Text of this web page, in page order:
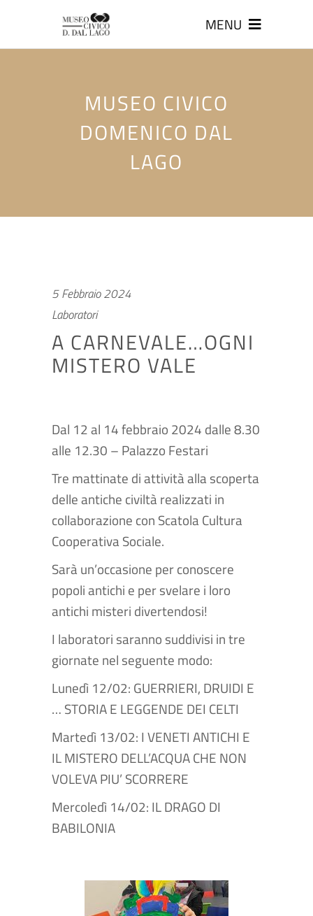
MENU
MUSEO CIVICO
DOMENICO DAL
LAGO
5 Febbraio 2024
Laboratori
A CARNEVALE…OGNI
MISTERO VALE
Dal 12 al 14 febbraio 2024 dalle 8.30
alle 12.30 – Palazzo Festari
Tre mattinate di attività alla scoperta
delle antiche civiltà realizzati in
collaborazione con Scatola Cultura
Cooperativa Sociale.
Sarà un’occasione per conoscere
popoli antichi e per svelare i loro
antichi misteri divertendosi!
I laboratori saranno suddivisi in tre
giornate nel seguente modo:
Lunedì 12/02: GUERRIERI, DRUIDI E
… STORIA E LEGGENDE DEI CELTI
Martedì 13/02: I VENETI ANTICHI E
IL MISTERO DELL’ACQUA CHE NON
VOLEVA PIU’ SCORRERE
Mercoledì 14/02: IL DRAGO DI
BABILONIA